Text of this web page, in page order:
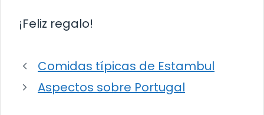
¡Feliz regalo!
Comidas típicas de Estambul
Aspectos sobre Portugal